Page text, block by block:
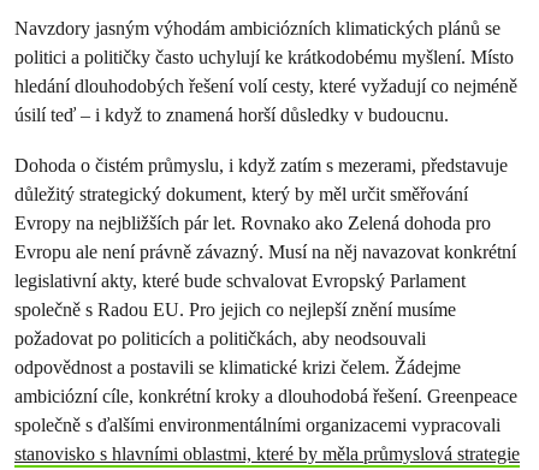
Navzdory jasným výhodám ambiciózních klimatických plánů se
politici a političky často uchylují ke krátkodobému myšlení. Místo
hledání dlouhodobých řešení volí cesty, které vyžadují co nejméně
úsilí teď – i když to znamená horší důsledky v budoucnu.
Dohoda o čistém průmyslu, i když zatím s mezerami, představuje
důležitý strategický dokument, který by měl určit směřování
Evropy na nejbližších pár let. Rovnako ako Zelená dohoda pro
Evropu ale není právně závazný. Musí na něj navazovat konkrétní
legislativní akty, které bude schvalovat Evropský Parlament
společně s Radou EU. Pro jejich co nejlepší znění musíme
požadovat po politicích a političkách, aby neodsouvali
odpovědnost a postavili se klimatické krizi čelem. Žádejme
ambiciózní cíle, konkrétní kroky a dlouhodobá řešení. Greenpeace
společně s ďalšími environmentálními organizacemi vypracovali
stanovisko s hlavními oblastmi, které by měla průmyslová strategie